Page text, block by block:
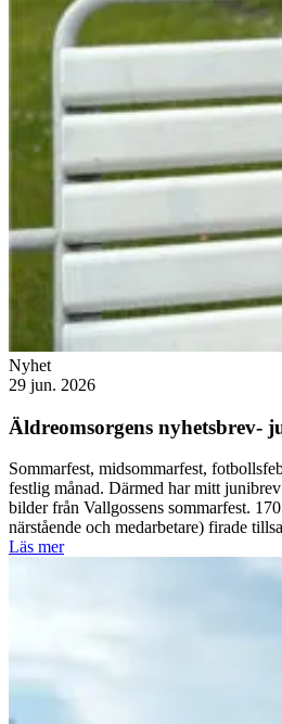
Nyhet
29 jun. 2026
Äldreomsorgens nyhetsbrev-
Sommarfest, midsommarfest,
festlig månad. Därmed har mitt
bilder från Vallgossens sommarfest.
närstående och medarbetare) firade
Läs mer